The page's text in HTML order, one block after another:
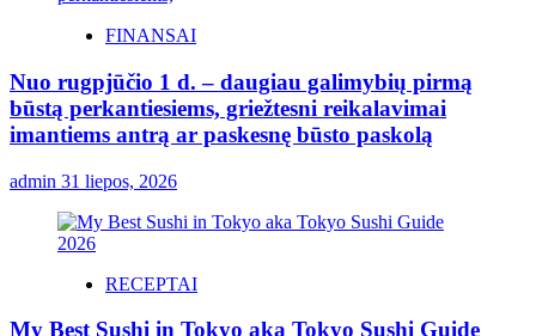
FINANSAI
Nuo rugpjūčio 1 d. – daugiau galimybių pirmą
būstą perkantiesiems, griežtesni reikalavimai
imantiems antrą ar paskesnę būsto paskolą
admin 31 liepos, 2026
RECEPTAI
My Best Sushi in Tokyo aka Tokyo Sushi Guide